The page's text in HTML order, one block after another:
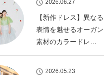
2026.06.27
【新作ドレス】異なる
表情を魅せるオーガン
素材のカラードレ…
2026.05.23